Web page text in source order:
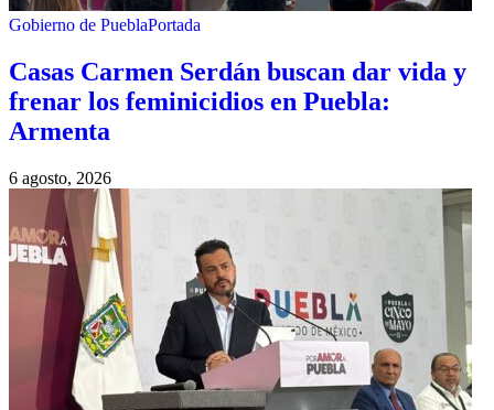
Gobierno de PueblaPortada
Casas Carmen Serdán buscan dar vida y
frenar los feminicidios en Puebla:
Armenta
6 agosto, 2026